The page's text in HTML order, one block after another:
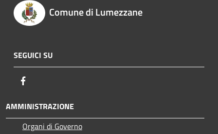
Comune di Lumezzane
SEGUICI SU
AMMINISTRAZIONE
Organi di Governo